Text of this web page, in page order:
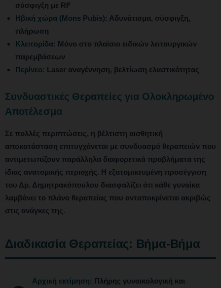
σύσφιγξη με RF
Ηβική χώρα (Mons Pubis): Αδυνάτισμα, σύσφιγξη,
πλήρωση
Κλειτορίδα: Μόνο στο πλαίσιο ειδικών λειτουργικών
παρεμβάσεων
Περίνεο: Laser αναγέννηση, βελτίωση ελαστικότητας
Συνδυαστικές Θεραπείες για Ολοκληρωμένο
Αποτέλεσμα
Σε πολλές περιπτώσεις, η βέλτιστη αισθητική
αποκατάσταση επιτυγχάνεται με συνδυασμό θεραπειών που
αντιμετωπίζουν παράλληλα διαφορετικά προβλήματα της
ίδιας ανατομικής περιοχής. Η εξατομικευμένη προσέγγιση
του Δρ. Δημητρακόπουλου διασφαλίζει ότι κάθε γυναίκα
λαμβάνει το πλάνο θεραπείας που ανταποκρίνεται ακριβώς
στις ανάγκες της.
Διαδικασία Θεραπείας: Βήμα-Βήμα
Αρχική εκτίμηση: Πλήρης γυναικολογική και